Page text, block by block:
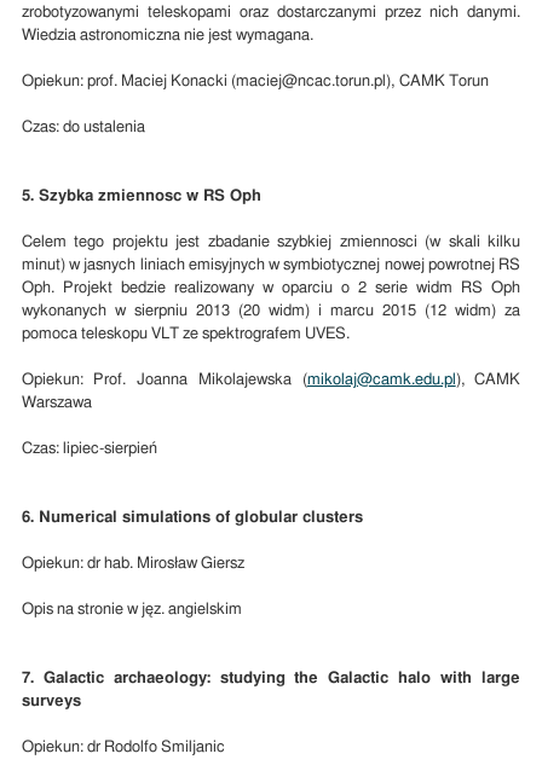
zrobotyzowanymi teleskopami oraz dostarczanymi przez nich danymi.
Wiedzia astronomiczna nie jest wymagana.
Opiekun: prof. Maciej Konacki (maciej@ncac.torun.pl), CAMK Torun
Czas: do ustalenia
5. Szybka zmiennosc w RS Oph
Celem tego projektu jest zbadanie szybkiej zmiennosci (w skali kilku
minut) w jasnych liniach emisyjnych w symbiotycznej nowej powrotnej RS
Oph. Projekt bedzie realizowany w oparciu o 2 serie widm RS Oph
wykonanych w sierpniu 2013 (20 widm) i marcu 2015 (12 widm) za
pomoca teleskopu VLT ze spektrografem UVES.
Opiekun: Prof. Joanna Mikolajewska (mikolaj@camk.edu.pl ), CAMK
Warszawa
Czas: lipiec-sierpień
6. Numerical simulations of globular clusters
Opiekun: dr hab. Mirosław Giersz
Opis na stronie w jęz. angielskim
7. Galactic archaeology: studying the Galactic halo with large
surveys
Opiekun: dr Rodolfo Smiljanic